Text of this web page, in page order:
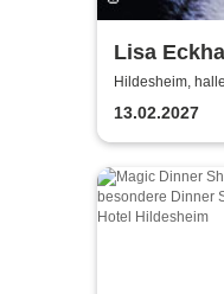
Lisa
Hildesheim,
13.02.2027